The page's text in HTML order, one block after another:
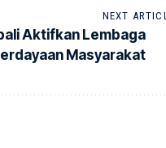
NEXT
Aktifkan Lembaga
Masyarakat